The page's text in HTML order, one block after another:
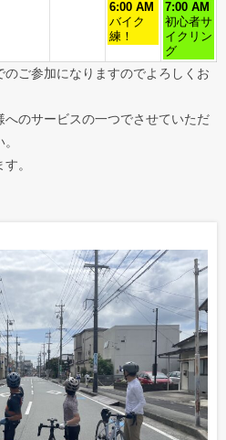
6:00 AM
バイク
練！
7:00 AM
初心者サ
イクリン
グ
ご参加になりますのでよろしくお
のサービスの一つでさせていただ
。